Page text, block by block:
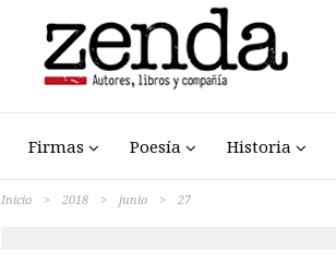
Firmas Poesía Historia
Inicio > 2018 > junio > 27